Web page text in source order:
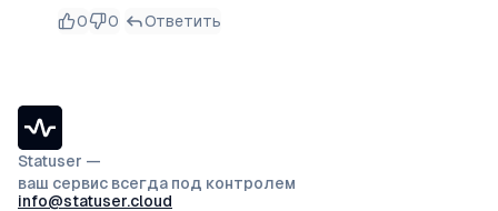
0
0 Ответить
Statuser —
ваш сервис всегда под контролем
info@statuser.cloud